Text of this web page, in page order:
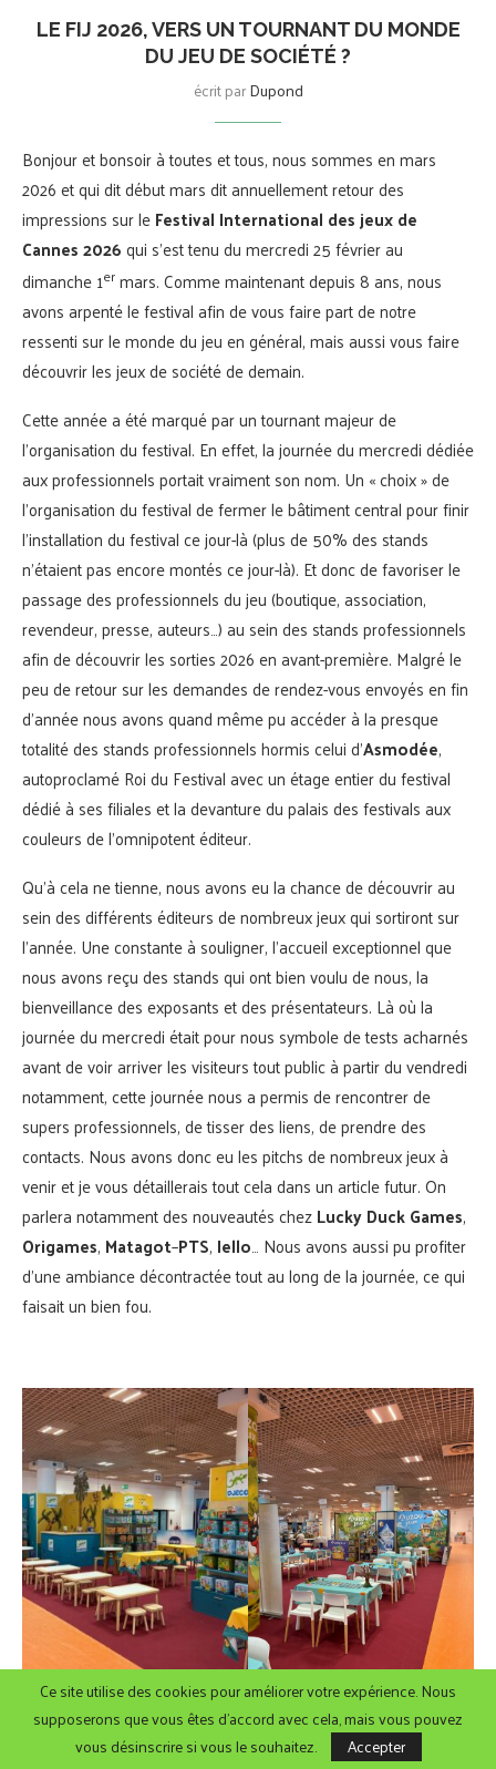
LE FIJ 2026, VERS UN TOURNANT DU MONDE
DU JEU DE SOCIÉTÉ ?
écrit parDupond
Bonjour et bonsoir à toutes et tous, nous sommes en mars
2026 et qui dit début mars dit annuellement retour des
impressions sur leFestival International des jeux de
Cannes 2026qui s’est tenu du mercredi 25 février au
dimanche 1ermars. Comme maintenant depuis 8 ans, nous
avons arpenté le festival afin de vous faire part de notre
ressenti sur le monde du jeu en général, mais aussi vous faire
découvrir les jeux de société de demain.
Cette année a été marqué par un tournant majeur de
l’organisation du festival. En effet, la journée du mercredi dédiée
aux professionnels portait vraiment son nom. Un « choix » de
l’organisation du festival de fermer le bâtiment central pour finir
l’installation du festival ce jour-là (plus de 50% des stands
n’étaient pas encore montés ce jour-là). Et donc de favoriser le
passage des professionnels du jeu (boutique, association,
revendeur, presse, auteurs…) au sein des stands professionnels
afin de découvrir les sorties 2026 en avant-première. Malgré le
peu de retour sur les demandes de rendez-vous envoyés en fin
d’année nous avons quand même pu accéder à la presque
totalité des stands professionnels hormis celui d’Asmodée,
autoproclamé Roi du Festival avec un étage entier du festival
dédié à ses filiales et la devanture du palais des festivals aux
couleurs de l’omnipotent éditeur.
Qu’à cela ne tienne, nous avons eu la chance de découvrir au
sein des différents éditeurs de nombreux jeux qui sortiront sur
l’année. Une constante à souligner, l’accueil exceptionnel que
nous avons reçu des stands qui ont bien voulu de nous, la
bienveillance des exposants et des présentateurs. Là où la
journée du mercredi était pour nous symbole de tests acharnés
avant de voir arriver les visiteurs tout public à partir du vendredi
notamment, cette journée nous a permis de rencontrer de
supers professionnels, de tisser des liens, de prendre des
contacts. Nous avons donc eu les pitchs de nombreux jeux à
venir et je vous détaillerais tout cela dans un article futur. On
parlera notamment des nouveautés chezLucky Duck Games,
Origames, Matagot–PTS, Iello… Nous avons aussi pu profiter
d’une ambiance décontractée tout au long de la journée, ce qui
faisait un bien fou.
Ce site utilise des cookies pour améliorer votre expérience. Nous
supposerons que vous êtes d'accord avec cela, mais vous pouvez
vous désinscrire si vous le souhaitez.
Accepter